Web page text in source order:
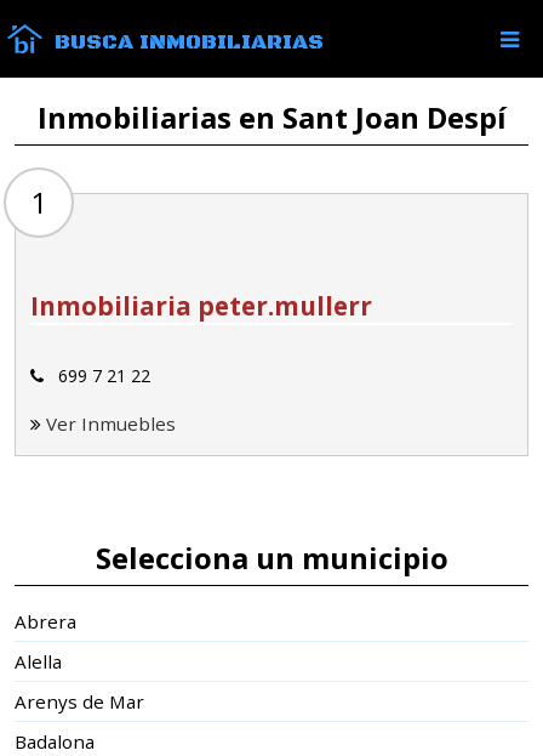
BUSCA INMOBILIARIAS
Inmobiliarias en Sant Joan Despí
1
Inmobiliaria peter.mullerr
699 7 21 22
Ver Inmuebles
Selecciona un municipio
Abrera
Alella
Arenys de Mar
Badalona